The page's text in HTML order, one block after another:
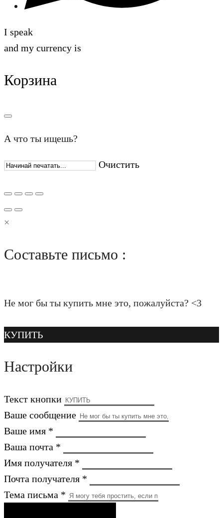
I speak
and my currency is
Корзина
А что ты ищешь?
Очистить
×
Составьте письмо :
Не мог бы ты купить мне это, пожалуйста? <3
КУПИТЬ
Настройки
Текст кнопки
Ваше сообщение
Ваше имя *
Ваша почта *
Имя получателя *
Почта получателя *
Тема письма *